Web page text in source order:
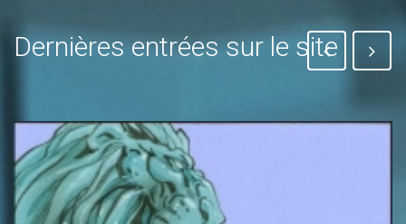
Dernières entrées sur le site